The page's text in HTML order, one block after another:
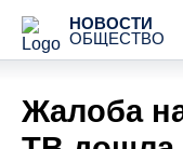
НОВОСТИ
ОБЩЕСТВО
Жалоба